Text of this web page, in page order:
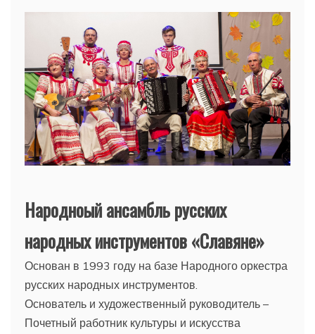
Народноый ансамбль русских
народных инструментов «Славяне»
Основан в 1993 году на базе Народного оркестра
русских народных инструментов.
Основатель и художественный руководитель –
Почетный работник культуры и искусства